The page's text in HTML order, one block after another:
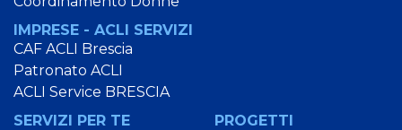
IMPRESE - ACLI SERVIZI
CAF ACLI Brescia
Patronato ACLI
ACLI Service BRESCIA
SERVIZI PER TE
PROGETTI